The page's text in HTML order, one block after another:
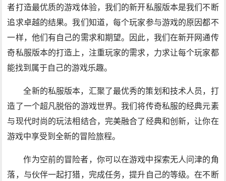
者打造最优质的游戏体验，我们的新开私服版本是我们不断
追求卓越的结果。我们知道，每个玩家参与游戏的原因都不
一样，他们有自己的需求和期望。因此，我们在新开网通传
奇私服版本的打造上，注重玩家的需求，力求让每个玩家都
能找到属于自己的游戏乐趣。
全新的私服版本，汇聚了最优秀的策划和技术人员，打
造了一个超凡脱俗的游戏世界。我们将传奇私服的经典元素
与现代时尚的玩法相结合，完美融合了经典和创新，让你在
游戏中享受到全新的冒险旅程。
作为空前的冒险者，你可以在游戏中探索无人问津的角
落，与伙伴一起打猎，完成任务，提升自己的等级。在不断